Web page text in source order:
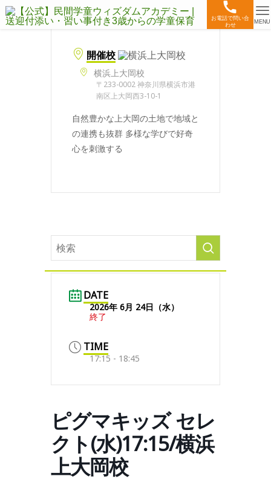
お電話で問い合
わせ
MENU
開催校
横浜上大岡校
〒233-0002 神奈川県横浜市港
南区上大岡西3-10-1
自然豊かな上大岡の土地で地域と
の連携も抜群 多様な学びで好奇
心を刺激する
DATE
2026年 6月 24日（水）
終了
TIME
17:15 - 18:45
ピグマキッズ セレ
クト(水)17:15/横浜
上大岡校